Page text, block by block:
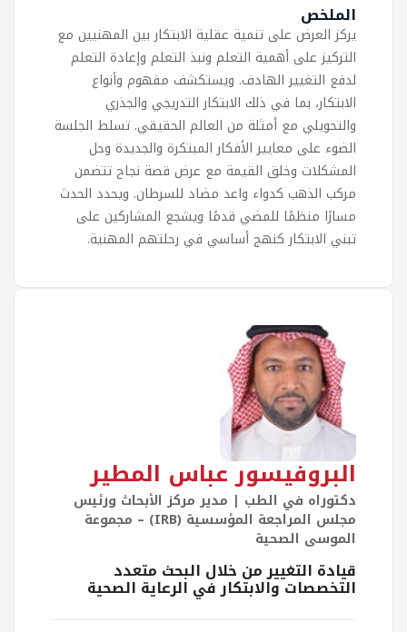
الملخص
يركز العرض على تنمية عقلية الابتكار بين المهنيين مع
التركيز على أهمية التعلم ونبذ التعلم وإعادة التعلم
لدفع التغيير الهادف. ويستكشف مفهوم وأنواع
الابتكار، بما في ذلك الابتكار التدريجي والجذري
والتحويلي مع أمثلة من العالم الحقيقي. تسلط الجلسة
الضوء على معايير الأفكار المبتكرة والجديدة وحل
المشكلات وخلق القيمة مع عرض قصة نجاح تتضمن
مركب الذهب كدواء واعد مضاد للسرطان. ويحدد الحدث
مسارًا منظمًا للمضي قدمًا ويشجع المشاركين على
تبني الابتكار كنهج أساسي في رحلتهم المهنية.
البروفيسور عباس المطير
دكتوراه في الطب | مدير مركز الأبحاث ورئيس
مجلس المراجعة المؤسسية (IRB) – مجموعة
الموسى الصحية
قيادة التغيير من خلال البحث متعدد
التخصصات والابتكار في الرعاية الصحية